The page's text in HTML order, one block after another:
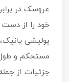
عروسک در
خود را از
پولیشی
مستحکم و
جزئیات از